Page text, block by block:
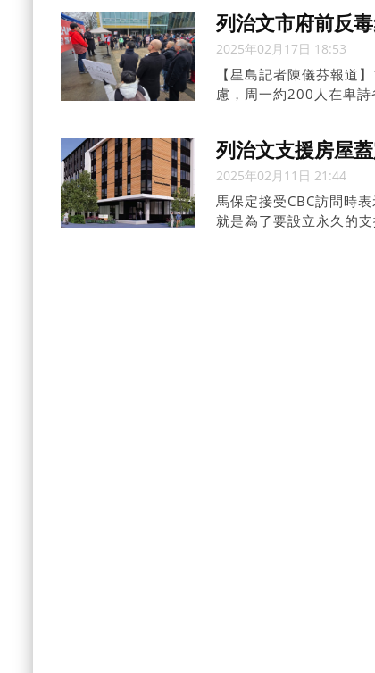
列治文市府前反
2025年02月17日 18:53
【星島記者陳儀芬報道
慮，周一約200人在卑
列治文支援房屋
2025年02月11日 21:44
馬保定接受CBC訪問時
就是為了要設立永久的